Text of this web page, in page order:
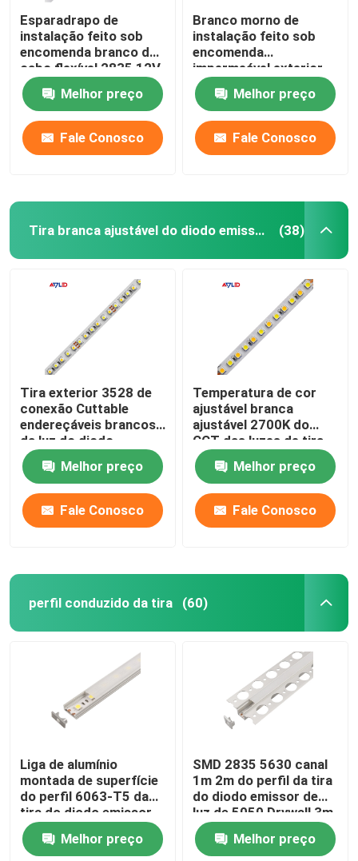
Esparadrapo de
instalação feito sob
encomenda branco do
cabo flexível 2835 12V
24V da tira do diodo
emissor de luz da cor
da sala único à prova
de intempéries
Melhor preço
Fale Conosco
Branco morno de
instalação feito sob
encomenda
impermeável exterior
das luzes de tira do
diodo emissor de luz
de Dimmable do
anúncio publicitário
2835
Melhor preço
Fale Conosco
Tira branca ajustável do diodo emissor de luz (38)
Tira exterior 3528 de
conexão Cuttable
endereçáveis brancos
da luz do diodo
emissor de luz da cor
dupla do CCTMelhor preço
Fale Conosco
Temperatura de cor
ajustável branca
ajustável 2700K do
CCT das luzes de tira
do diodo emissor de
luz de Dimmable a
6500K 5050
Melhor preço
Fale Conosco
perfil conduzido da tira (60)
Liga de alumínio
montada de superfície
do perfil 6063-T5 da
tira do diodo emissor
de luz
Melhor preço
SMD 2835 5630 canal
1m 2m do perfil da tira
do diodo emissor de
luz de 5050 Drywall 3m
Melhor preço